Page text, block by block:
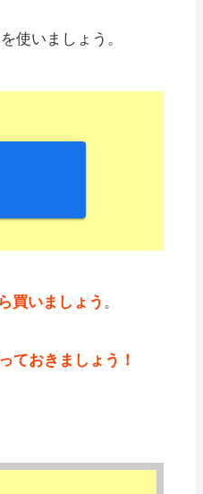
使いましょう。
買いましょう 。
ておきましょう！